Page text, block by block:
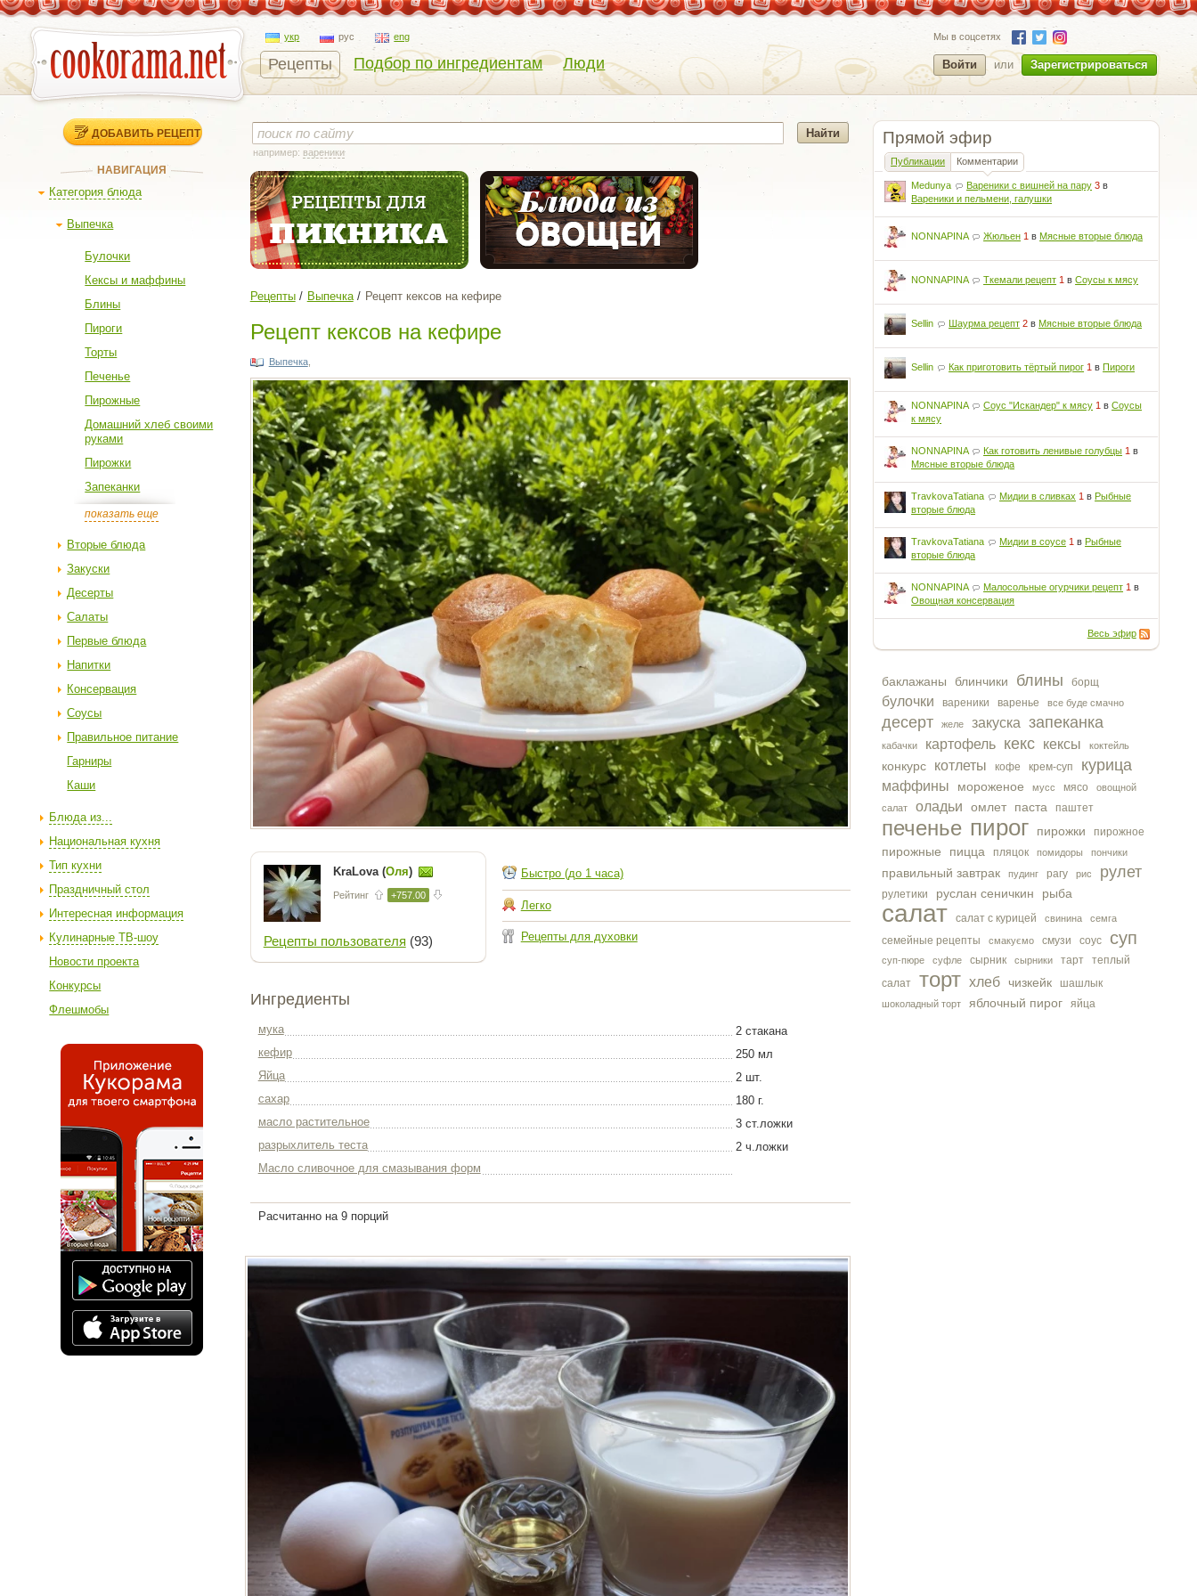
укр рус eng
Рецепты Подбор по ингредиентам Люди
Мы в соцсетях
Войти или Зарегистрироваться
ДОБАВИТЬ РЕЦЕПТ
НАВИГАЦИЯ
Категория блюда
Выпечка
Булочки
Кексы и маффины
Блины
Пироги
Торты
Печенье
Пирожные
Домашний хлеб своими
руками
Пирожки
Запеканки
показать еще
Вторые блюда
Закуски
Десерты
Салаты
Первые блюда
Напитки
Консервация
Соусы
Правильное питание
Гарниры
Каши
Блюда из...
Национальная кухня
Тип кухни
Праздничный стол
Интересная информация
Кулинарные ТВ-шоу
Новости проекта
Конкурсы
Флешмобы
Прямой эфир
Публикации Комментарии
Medunya Вареники с вишней на пару 3 в
Вареники и пельмени, галушки
NONNAPINA Жюльен 1 вМясные вторые блюда
NONNAPINA Ткемали рецепт 1 вСоусы к мясу
Sellin Шаурма рецепт 2 вМясные вторые блюда
Sellin Как приготовить тёртый пирог 1 вПироги
NONNAPINA Соус "Искандер" к мясу 1 вСоусы
к мясу
NONNAPINA Как готовить ленивые голубцы 1 в
Мясные вторые блюда
TravkovaTatiana Мидии в сливках 1 вРыбные
вторые блюда
TravkovaTatiana Мидии в соусе 1 вРыбные
вторые блюда
NONNAPINA Малосольные огурчики рецепт 1 в
Овощная консервация
Весь эфир
баклажаны блинчики блины борщ
булочки вареники варенье все буде смачно
десерт желе закуска запеканка
кабачки картофель кекс кексы коктейль
конкурс котлеты кофе крем-суп курица
маффины мороженое мусс мясо
овощной
салат
оладьи омлет паста паштет
печенье пирог пирожки пирожное
пирожные пицца пляцок помидоры пончики
правильный завтрак пудинг рагу рис рулет
рулетики руслан сеничкин рыба
салат салат с курицей свинина семга
семейные рецепты смакуємо смузи соус суп
суп-пюре суфле сырник сырники тарт
теплый
салат
торт хлеб чизкейк шашлык
шоколадный торт яблочный пирог яйца
например: вареники
Рецепты Выпечка Рецепт кексов на кефире
Рецепт кексов на кефире
Выпечка,
KraLova (Оля)
Рейтинг +757.00
Рецепты пользователя (93)
Быстро (до 1 часа)
Легко
Рецепты для духовки
Ингредиенты
мука
2 стакана
кефир
250 мл
Яйца
2 шт.
сахар
180 г.
масло растительное
3 ст.ложки
разрыхлитель теста
2 ч.ложки
Масло сливочное для смазывания форм
Расчитанно на 9 порций